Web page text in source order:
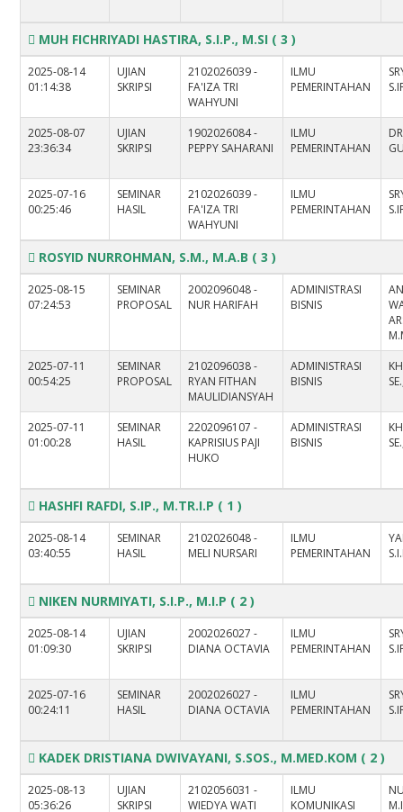
MUH FICHRIYADI HASTIRA, S.I.P., M.SI ( 3 )
2025-08-14
01:14:38
UJIAN
SKRIPSI
2102026039 -
FA'IZA TRI
WAHYUNI
ILMU
PEMERINTAHAN
2025-08-07
23:36:34
UJIAN
SKRIPSI
1902026084 -
PEPPY SAHARANI
ILMU
PEMERINTAHAN
2025-07-16
00:25:46
SEMINAR
HASIL
2102026039 -
FA'IZA TRI
WAHYUNI
ILMU
PEMERINTAHAN
ROSYID NURROHMAN, S.M., M.A.B ( 3 )
2025-08-15
07:24:53
SEMINAR
PROPOSAL
2002096048 -
NUR HARIFAH
ADMINISTRASI
BISNIS
2025-07-11
00:54:25
SEMINAR
PROPOSAL
2102096038 -
RYAN FITHAN
MAULIDIANSYAH
ADMINISTRASI
BISNIS
2025-07-11
01:00:28
SEMINAR
HASIL
2202096107 -
KAPRISIUS PAJI
HUKO
ADMINISTRASI
BISNIS
HASHFI RAFDI, S.IP., M.TR.I.P ( 1 )
2025-08-14
03:40:55
SEMINAR
HASIL
2102026048 -
MELI NURSARI
ILMU
PEMERINTAHAN
NIKEN NURMIYATI, S.I.P., M.I.P ( 2 )
2025-08-14
01:09:30
UJIAN
SKRIPSI
2002026027 -
DIANA OCTAVIA
ILMU
PEMERINTAHAN
2025-07-16
00:24:11
SEMINAR
HASIL
2002026027 -
DIANA OCTAVIA
ILMU
PEMERINTAHAN
KADEK DRISTIANA DWIVAYANI, S.SOS., M.MED.KOM ( 2 )
2025-08-13
05:36:26
UJIAN
SKRIPSI
2102056031 -
WIEDYA WATI
ILMU
KOMUNIKASI